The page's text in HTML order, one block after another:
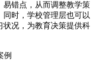
易错点，从而调整教学策
时，学校管理层也可以
状况，为教育决策提供科
例